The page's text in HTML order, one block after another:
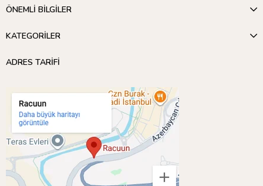
ÖNEMLİ BİLGİLER
KATEGORİLER
ADRES TARİFİ